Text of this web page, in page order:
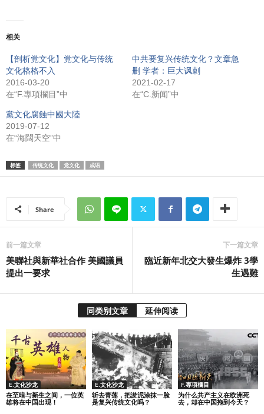
相关
【剖析党文化】党文化与传统
文化格格不入
2016-03-20
在“F.專項欄目”中
中共要复兴传统文化？文章急
删 学者：巨大讽刺
2021-02-17
在“C.新闻”中
黨文化腐蝕中國大陸
2019-07-12
在“海闊天空”中
标签 传统文化 党文化 成语
Share
前一篇文章
美聯社與新華社合作 美國議員
提出一要求
下一篇文章
臨近新年北交大發生爆炸 3學
生遇難
同类别文章 延伸阅读
E.文化沙龙
在至暗与新生之间，一位英
雄将在中国出现！
E.文化沙龙
斩去青莲，把淤泥涂抹一脸
是复兴传统文化吗？
F.專項欄目
为什么共产主义在欧洲死
去，却在中国拖到今天？